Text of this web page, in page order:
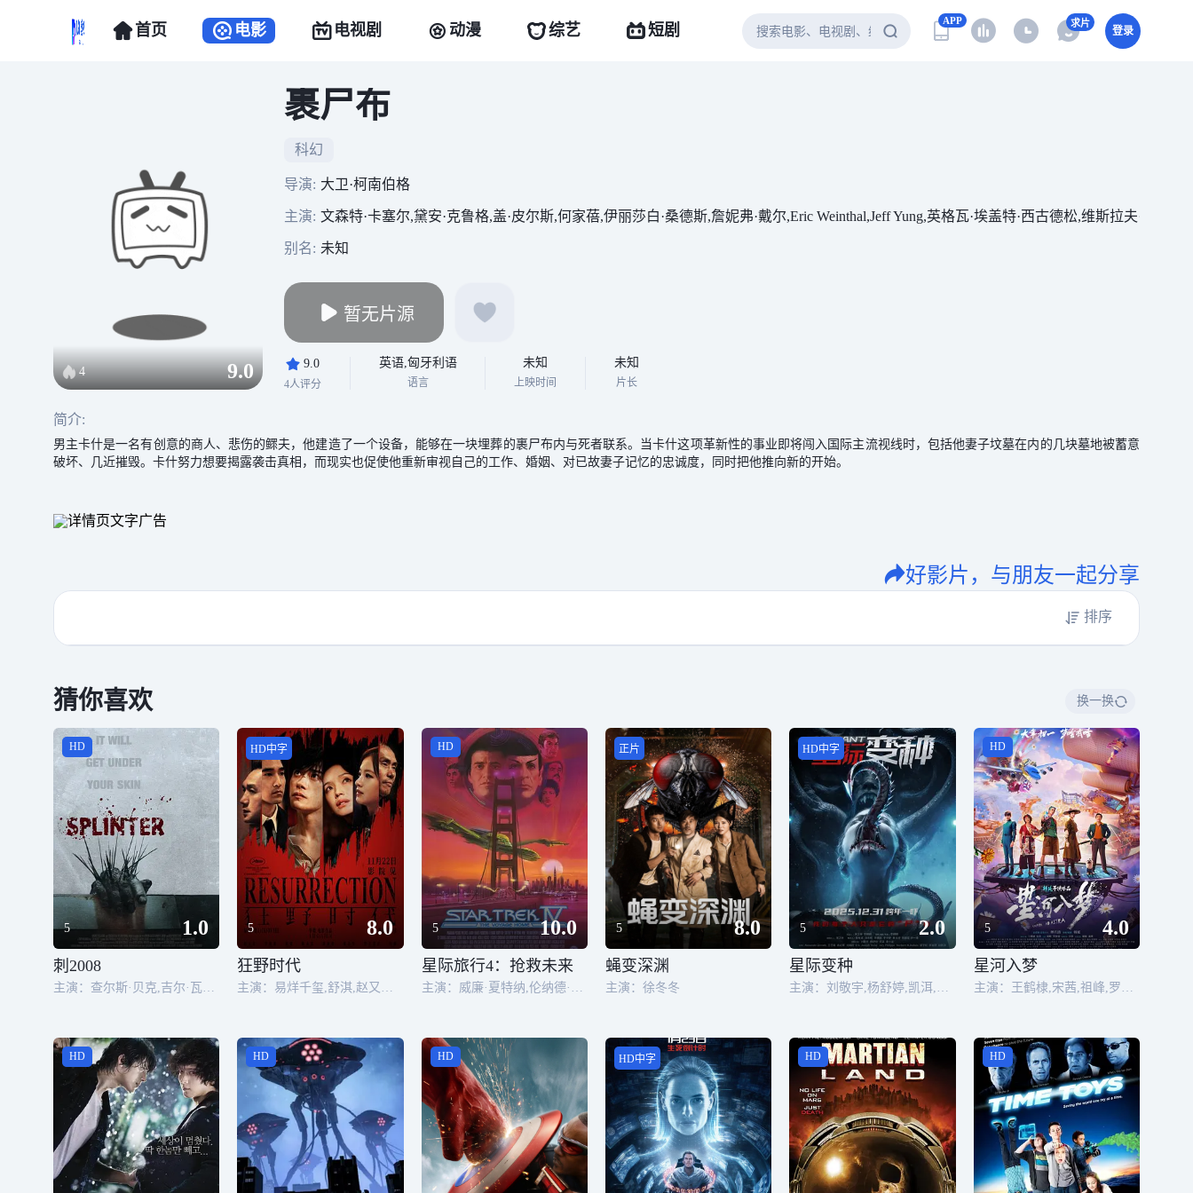
首页 电影 电视剧 动漫 综艺 短剧
APP 求片
登录
4 9.0
裹尸布
科幻
导演: 大卫·柯南伯格
主演: 文森特·卡塞尔,黛安·克鲁格,盖·皮尔斯,何家蓓,伊丽莎白·桑德斯,詹妮弗·戴尔,Eric Weinthal,Jeff Yung,英格瓦·埃盖特·西古德松,维斯拉夫·克里斯
别名: 未知
暂无片源
9.0
4人评分
英语,匈牙利语
语言
未知
上映时间
未知
片长
简介:
男主卡什是一名有创意的商人、悲伤的鳏夫，他建造了一个设备，能够在一块埋葬的裹尸布内与死者联系。当卡什这项革新性的事业即将闯入国际主流视线时，包括他妻子坟墓在内的几块墓地被蓄意
破坏、几近摧毁。卡什努力想要揭露袭击真相，而现实也促使他重新审视自己的工作、婚姻、对已故妻子记忆的忠诚度，同时把他推向新的开始。
好影片，与朋友一起分享
排序
猜你喜欢 换一换
5 1.0
HD
刺2008
主演：查尔斯·贝克,吉尔·瓦格纳,保罗·卡斯坦佐,谢伊·惠格姆,Rachel Kerbs,Laurel Whitsett
5 8.0
HD中字
狂野时代
主演：易烊千玺,舒淇,赵又廷,李庚希,黄觉,陈永忠,郭沐橙,张志坚,曾美慧孜,闫楠
5 10.0
HD
星际旅行4：抢救未来
主演：威廉·夏特纳,伦纳德·尼莫伊,德福雷斯特·凯利,詹姆斯·杜汉,武井乔治,沃尔特·凯尼格,尼切尔·尼克斯,简·维亚特,凯瑟琳·海克丝,马克·雷纳德,罗宾·柯蒂斯,罗伯特·艾伦斯坦,约翰·舒克,布洛克·皮特斯,Michael Snyder
5 8.0
正片
蝇变深渊
主演：徐冬冬
5 2.0
HD中字
星际变种
主演：刘敬宇,杨舒婷,凯洱,麦小龙,王艺曈,袁近辉,鄢子纶,李岩研,刘峰超,Alexander Zerrath,狼森,Eric Joseph Heise,蒂娜·柯林斯,Chelsey Mark,大卫·雷登,Norbert M.DuBois,赵鹏涛
5 4.0
HD
星河入梦
主演：王鹤棣,宋茜,祖峰,罗海琼,汪铎,谢楠,庞博
HD HD HD HD中字 HD HD